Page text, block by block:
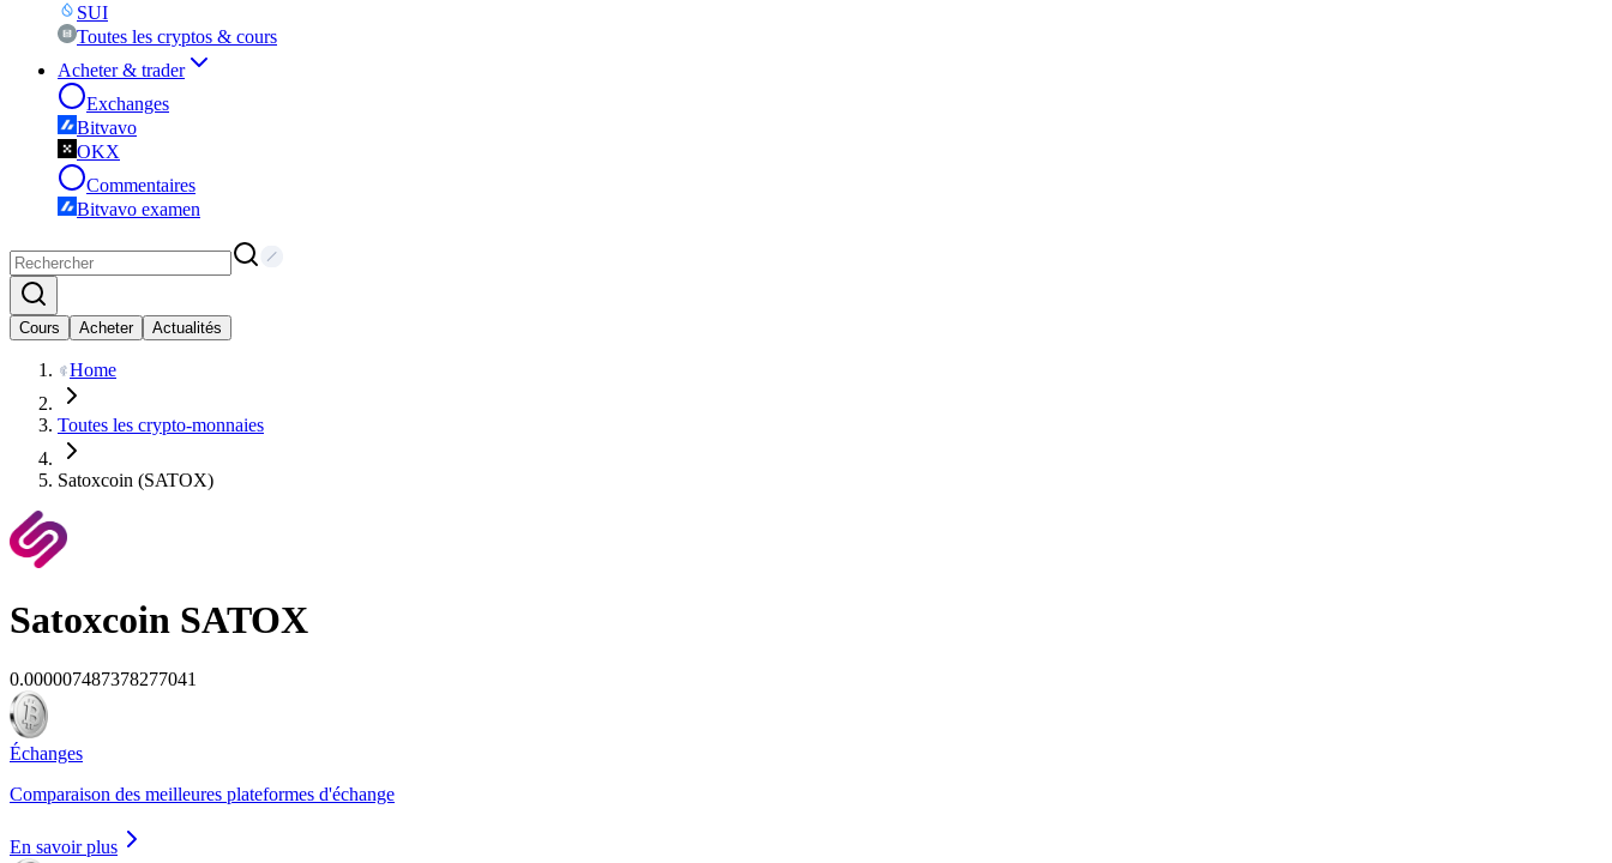
SUI
Toutes les cryptos & cours
Acheter & trader
Exchanges
Bitvavo
OKX
Commentaires
Bitvavo examen
Cours Acheter Actualités
Home
Toutes les crypto-monnaies
Satoxcoin (SATOX)
Satoxcoin SATOX
0.000007487378277041
Échanges
Comparaison des meilleures plateformes d'échange
En savoir plus